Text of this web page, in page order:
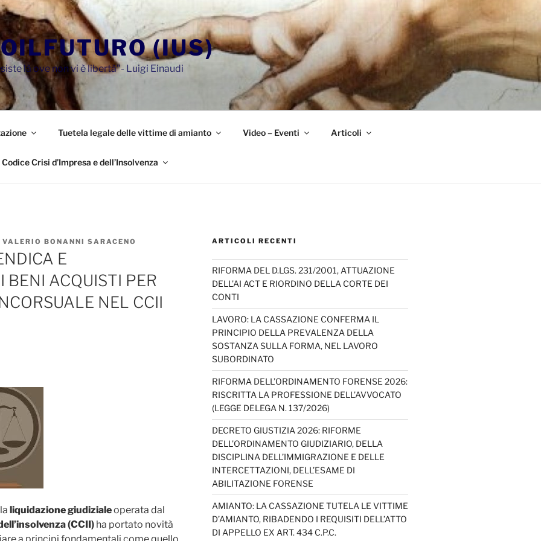
(IUS)
là ove non vi è libertà"- Luigi Einaudi
Tuetela legale delle vittime di amianto Video – Eventi Articoli
Codice Crisi d’Impresa e dell’Insolvenza
BONANNI SARACENO
E
BENI ACQUISTI PER
NEL CCII
liquidazione giudizialeoperata dal
(CCII) ha portato novità
ARTICOLI RECENTI
RIFORMA DEL D.LGS. 231/2001, ATTUAZIONE
DELL’AI ACT E RIORDINO DELLA CORTE DEI
CONTI
LAVORO: LA CASSAZIONE CONFERMA IL
PRINCIPIO DELLA PREVALENZA DELLA
SOSTANZA SULLA FORMA, NEL LAVORO
SUBORDINATO
RIFORMA DELL’ORDINAMENTO FORENSE 2026:
RISCRITTA LA PROFESSIONE DELL’AVVOCATO
(LEGGE DELEGA N. 137/2026)
DECRETO GIUSTIZIA 2026: RIFORME
DELL’ORDINAMENTO GIUDIZIARIO, DELLA
DISCIPLINA DELL’IMMIGRAZIONE E DELLE
INTERCETTAZIONI, DELL’ESAME DI
ABILITAZIONE FORENSE
AMIANTO: LA CASSAZIONE TUTELA LE VITTIME
D’AMIANTO, RIBADENDO I REQUISITI DELL’ATTO
DI APPELLO EX ART. 434 C.P.C.